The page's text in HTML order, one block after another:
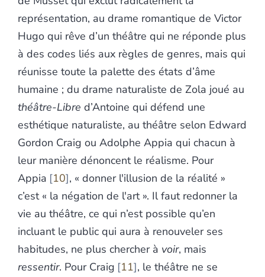
représentation, au drame romantique de Victor
Hugo qui rêve d’un théâtre qui ne réponde plus
à des codes liés aux règles de genres, mais qui
réunisse toute la palette des états d’âme
humaine ; du drame naturaliste de Zola joué au
théâtre-Libre d’Antoine qui défend une
esthétique naturaliste, au théâtre selon Edward
Gordon Craig ou Adolphe Appia qui chacun à
leur manière dénoncent le réalisme. Pour
Appia 10 , « donner l'illusion de la réalité »
c’est « la négation de l'art ». Il faut redonner la
vie au théâtre, ce qui n’est possible qu’en
incluant le public qui aura à renouveler ses
habitudes, ne plus chercher à voir, mais
ressentir. Pour Craig 11 , le théâtre ne se